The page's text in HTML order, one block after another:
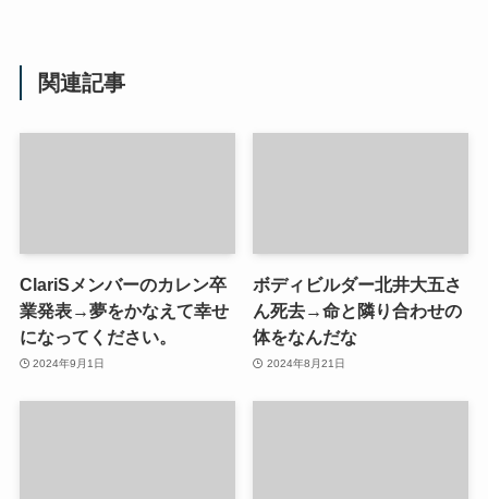
関連記事
ClariSメンバーのカレン卒
業発表→夢をかなえて幸せ
になってください。
2024年9月1日
ボディビルダー北井大五さ
ん死去→命と隣り合わせの
体をなんだな
2024年8月21日